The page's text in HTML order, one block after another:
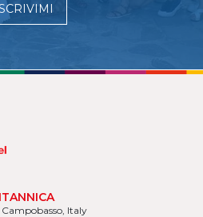
Italy